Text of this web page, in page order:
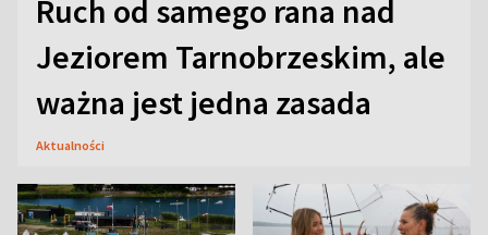
Ruch od samego rana nad
Jeziorem Tarnobrzeskim, ale
ważna jest jedna zasada
Aktualności